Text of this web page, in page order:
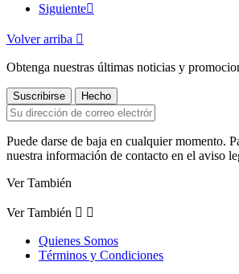
Siguiente
Volver arriba 
Obtenga nuestras últimas noticias y
Puede darse de baja en cualquier momento.
nuestra información de contacto en el aviso
Ver También
Ver También  
Quienes Somos
Términos y Condiciones